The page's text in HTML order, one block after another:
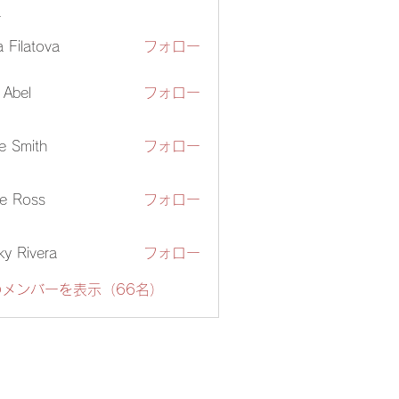
Filatova フォロー
フォロー
Smith フォロー
Ross フォロー
Rivera フォロー
ンバーを表示（66名）